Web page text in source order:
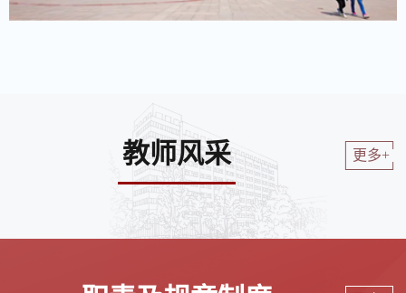
教师风采 更多+